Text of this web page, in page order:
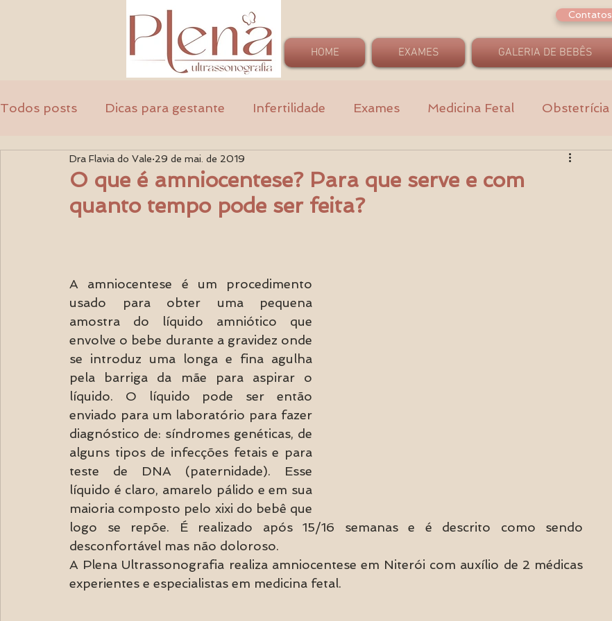
Contatos
HOME EXAMES GALERIA DE BEBÊS
Todos posts Dicas para gestante Infertilidade Exames Medicina Fetal Obstetrícia
Ginecologia Médicos
O que é amniocentese? Para que serve e com
quanto tempo pode ser feita?
Dra Flavia do Vale 29 de mai. de 2019
A amniocentese é um procedimento
usado para obter uma pequena
amostra do líquido amniótico que
envolve o bebe durante a gravidez onde
se introduz uma longa e fina agulha
pela barriga da mãe para aspirar o
líquido. O líquido pode ser então
enviado para um laboratório para fazer
diagnóstico de: síndromes genéticas, de
alguns tipos de infecções fetais e para
teste de DNA (paternidade). Esse
líquido é claro, amarelo pálido e em sua
maioria composto pelo xixi do bebê que
logo se repõe. É realizado após 15/16 semanas e é descrito como sendo
desconfortável mas não doloroso.
A Plena Ultrassonografia realiza amniocentese em Niterói com auxílio de 2 médicas
experientes e especialistas em medicina fetal.